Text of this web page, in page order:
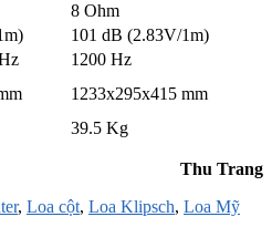
8 Ohm
101 dB (2.83V/1m)
1200 Hz
1233x295x415 mm
39.5 Kg
Thu Trang
, Loa cột, Loa Klipsch, Loa Mỹ